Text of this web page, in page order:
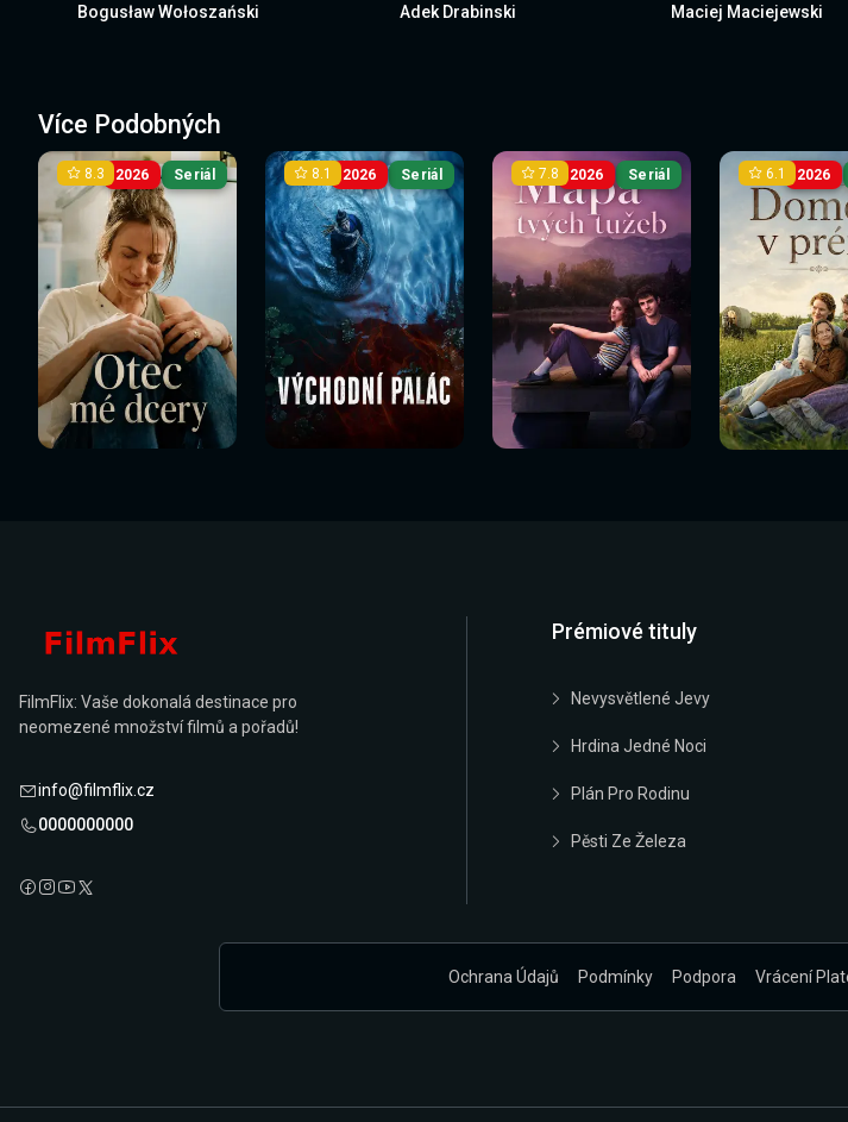
Bogusław Wołoszański Adek Drabinski Maciej Maciejewski
Více Podobných
2026
8.3 Seriál 2026
8.1 Seriál 2026
7.8 Seriál 2026
6.1
FilmFlix: Vaše dokonalá destinace pro
neomezené množství filmů a pořadů!
info@filmflix.cz
0000000000
Prémiové tituly
Nevysvětlené Jevy
Hrdina Jedné Noci
Plán Pro Rodinu
Pěsti Ze Železa
Ochrana Údajů Podmínky Podpora Vrácení